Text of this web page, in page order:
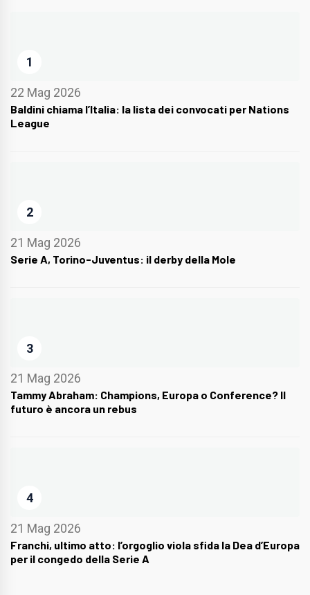
1
22 Mag 2026
Baldini chiama l’Italia: la lista dei convocati per Nations
League
2
21 Mag 2026
Serie A, Torino-Juventus: il derby della Mole
3
21 Mag 2026
Tammy Abraham: Champions, Europa o Conference? Il
futuro è ancora un rebus
4
21 Mag 2026
Franchi, ultimo atto: l’orgoglio viola sfida la Dea d’Europa
per il congedo della Serie A